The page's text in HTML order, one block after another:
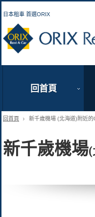
日本租車 首選ORIX
回首頁
回首頁 新千歲機場 (北海道)附近的
新千歲機場(